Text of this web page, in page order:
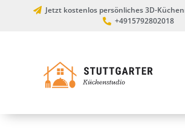
Jetzt kostenlos persönliches 3D-
+4915792802018